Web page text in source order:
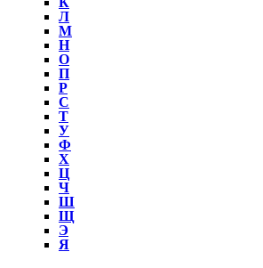
Л
М
Н
О
П
Р
С
Т
У
Ф
Х
Ц
Ч
Ш
Щ
Э
Я